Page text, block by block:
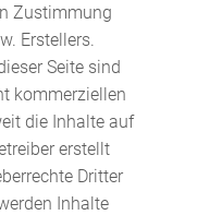
Zustimmung
Erstellers.
Seite sind
kommerziellen
die Inhalte auf
erstellt
Dritter
Inhalte